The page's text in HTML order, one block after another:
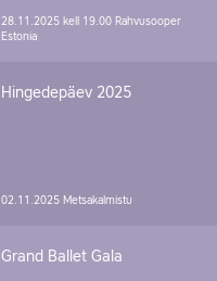
28.11.2025 kell 19.00 Rahvusooper
Estonia
Hingedepäev 2025
02.11.2025 Metsakalmistu
Grand Ballet Gala